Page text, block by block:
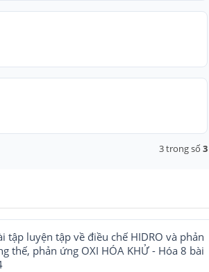
3trong số 3
tập luyện tập về điều chế HIDRO và phản
thế, phản ứng OXI HÓA KHỬ - Hóa 8 bài